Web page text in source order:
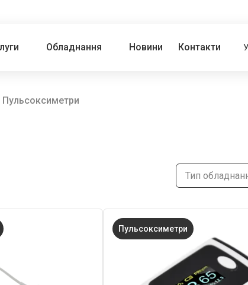
Обладнання Новини Контакти
Пульсоксиметри
Тип
Пульсоксиметри